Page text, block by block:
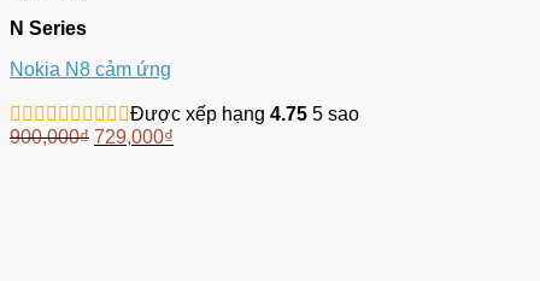
N Series
Nokia N8 cảm ứng
Được xếp hạng 4.75 5 sao
900,000₫ 729,000₫